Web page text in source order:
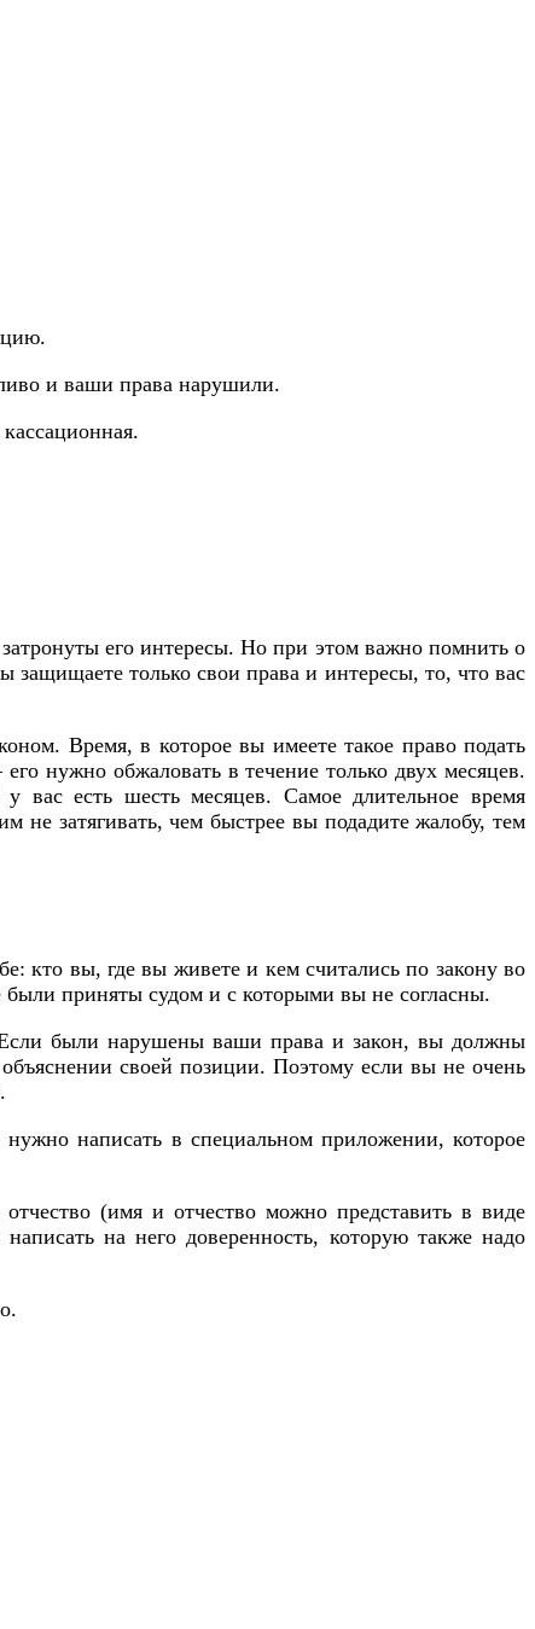
и ваши права нарушили.
его интересы. Но при этом важно помнить о
защищаете только свои права и интересы, то, что вас
Время, в которое вы имеете такое право подать
нужно обжаловать в течение только двух месяцев.
вас есть шесть месяцев. Самое длительное время
не затягивать, чем быстрее вы подадите жалобу, тем
кто вы, где вы живете и кем считались по закону во
были приняты судом и с которыми вы не согласны.
были нарушены ваши права и закон, вы должны
своей позиции. Поэтому если вы не очень
написать в специальном приложении, которое
(имя и отчество можно представить в виде
на него доверенность, которую также надо